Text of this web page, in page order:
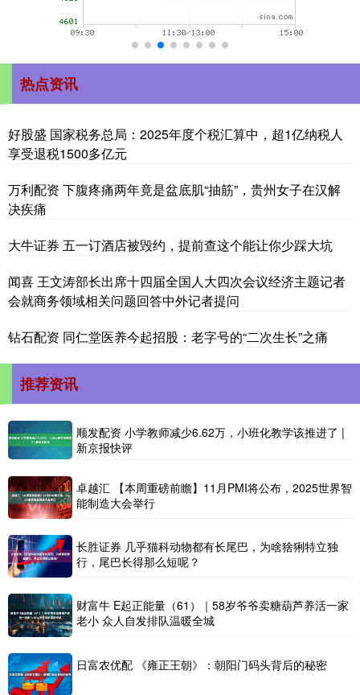
热点资讯
好股盛 国家税务总局：2025年度个税汇算中，超1亿纳税人
享受退税1500多亿元
万利配资 下腹疼痛两年竟是盆底肌“抽筋”，贵州女子在汉解
决疾痛
大牛证券 五一订酒店被毁约，提前查这个能让你少踩大坑
闻喜 王文涛部长出席十四届全国人大四次会议经济主题记者
会就商务领域相关问题回答中外记者提问
钻石配资 同仁堂医养今起招股：老字号的“二次生长”之痛
推荐资讯
顺发配资 小学教师减少6.62万，小班化教学该推进了 |
新京报快评
卓越汇 【本周重磅前瞻】11月PMI将公布，2025世界智
能制造大会举行
长胜证券 几乎猫科动物都有长尾巴，为啥猞猁特立独
行，尾巴长得那么短呢？
财富牛 E起正能量（61）｜58岁爷爷卖糖葫芦养活一家
老小 众人自发排队温暖全城
日富农优配 《雍正王朝》：朝阳门码头背后的秘密